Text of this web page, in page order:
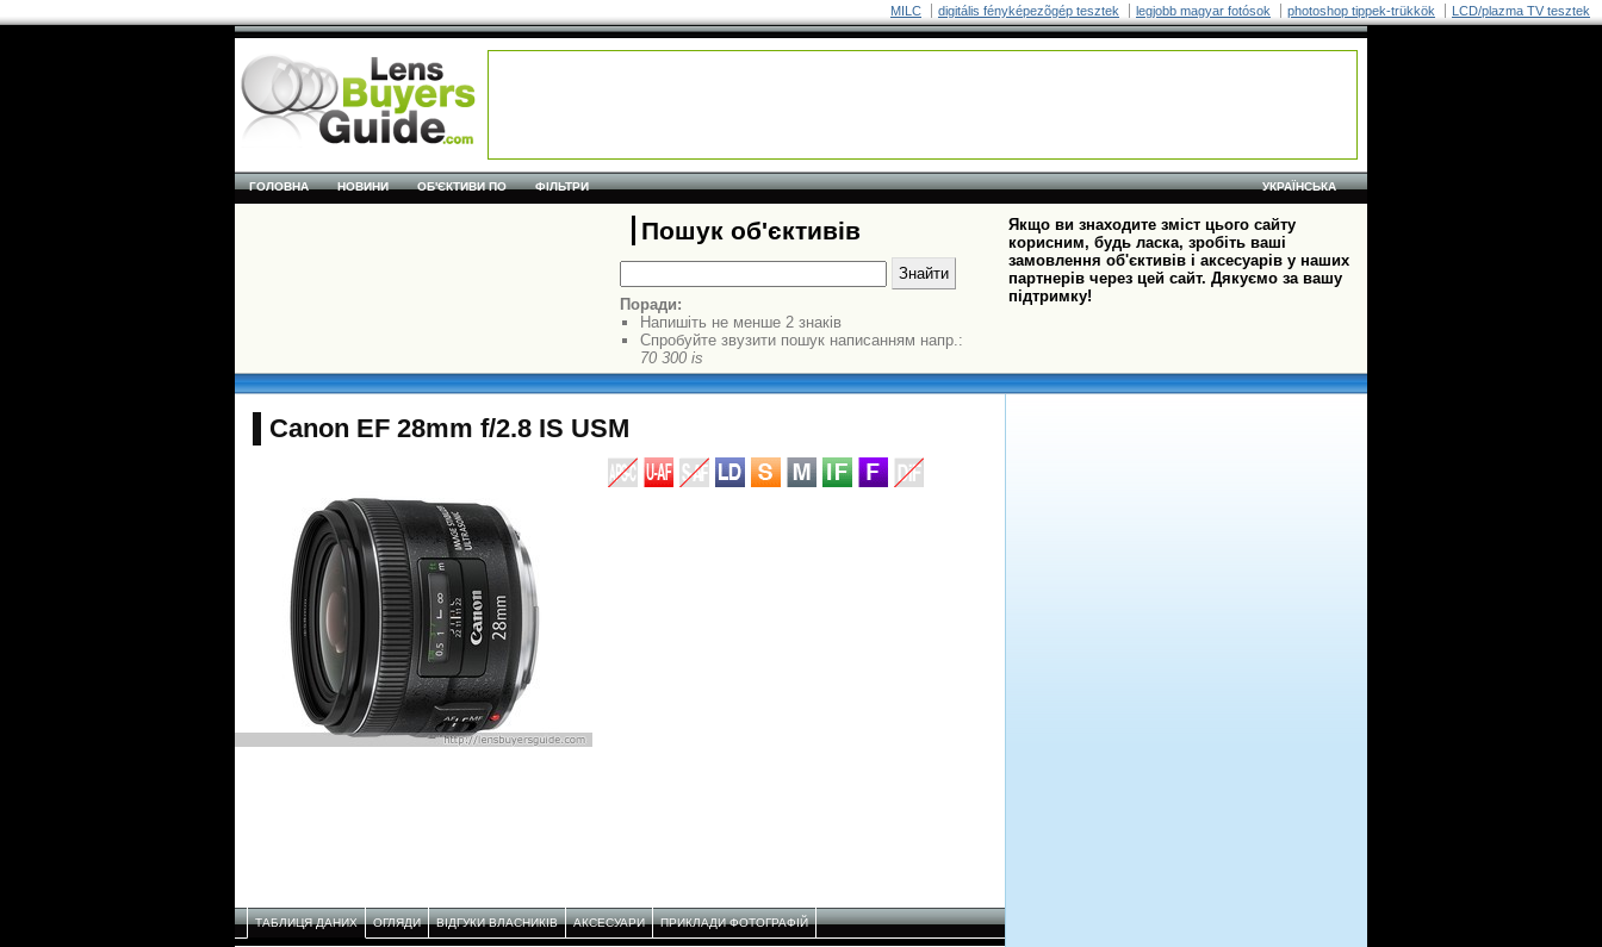
MILC digitális fényképezõgép tesztek legjobb magyar fotósok photoshop tippek-trükkök LCD/plazma TV tesztek
УКРАЇНСЬКА
ГОЛОВНА НОВИНИ ОБ'ЄКТИВИ ПО ФІЛЬТРИ
Пошук об'єктивів
Поради:
Напишіть не менше 2 знаків
Спробуйте звузити пошук написанням напр.:
70 300 is
Якщо ви знаходите зміст цього сайту
корисним, будь ласка, зробіть ваші
замовлення об'єктивів і аксесуарів у наших
партнерів через цей сайт. Дякуємо за вашу
підтримку!
Canon EF 28mm f/2.8 IS USM
ТАБЛИЦЯ ДАНИХ ОГЛЯДИ ВІДГУКИ ВЛАСНИКІВ АКСЕСУАРИ ПРИКЛАДИ ФОТОГРАФІЙ